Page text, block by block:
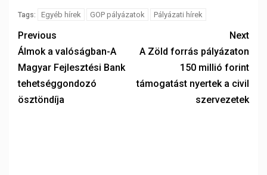
Tags: Egyéb hírek GOP pályázatok Pályázati hírek
Previous
Álmok a valóságban-A
Magyar Fejlesztési Bank
tehetséggondozó
ösztöndíja
Next
A Zöld forrás pályázaton
150 millió forint
támogatást nyertek a civil
szervezetek